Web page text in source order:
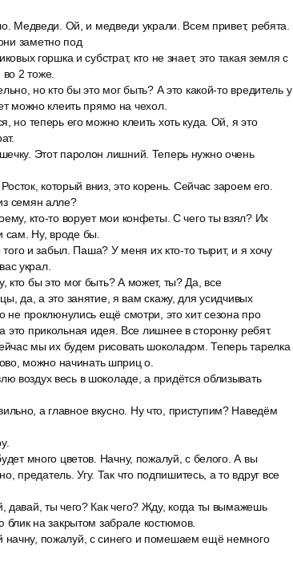
Медведи. Ой, и медведи украли. Всем привет, ребята.
заметно под
горшка и субстрат, кто не знает, это такая земля с
2 тоже.
но кто бы это мог быть? А это какой-то вредитель у
можно клеить прямо на чехол.
но теперь его можно клеить хоть куда. Ой, я это
Этот паролон лишний. Теперь нужно очень
который вниз, это корень. Сейчас зароем его.
семян алле?
кто-то ворует мои конфеты. С чего ты взял? Их
Ну, вроде бы.
и забыл. Паша? У меня их кто-то тырит, и я хочу
украл.
кто бы это мог быть? А может, ты? Да, все
да, а это занятие, я вам скажу, для усидчивых
не проклюнулись ещё смотри, это хит сезона про
прикольная идея. Все лишнее в сторонку ребят.
мы их будем рисовать шоколадом. Теперь тарелка
можно начинать шприц о.
воздух весь в шоколаде, а придётся облизывать
а главное вкусно. Ну что, приступим? Наведём
много цветов. Начну, пожалуй, с белого. А вы
предатель. Угу. Так что подпишитесь, а то вдруг все
ты чего? Как чего? Жду, когда ты вымажешь
на закрытом забрале костюмов.
начну, пожалуй, с синего и помешаем ещё немного